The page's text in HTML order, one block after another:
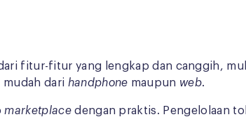
fitur-fitur yang lengkap dan canggih,
mudah dari handphone maupun web.
marketplacedengan praktis. Pengelolaan